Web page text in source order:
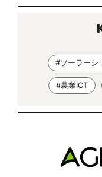
#ソーラーシ
#農業ICT